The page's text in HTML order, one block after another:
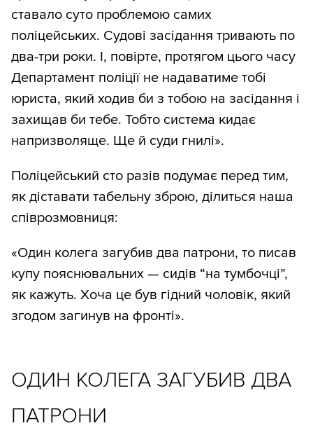
ставало суто проблемою самих
поліцейських. Судові засідання тривають по
два-три роки. І, повірте, протягом цього часу
Департамент поліції не надаватиме тобі
юриста, який ходив би з тобою на засідання і
захищав би тебе. Тобто система кидає
напризволяще. Ще й суди гнилі».
Поліцейський сто разів подумає перед тим,
як діставати табельну зброю, ділиться наша
співрозмовниця:
«Один колега загубив два патрони, то писав
купу пояснювальних — сидів “на тумбочці”,
як кажуть. Хоча це був гідний чоловік, який
згодом загинув на фронті».
ОДИН КОЛЕГА ЗАГУБИВ ДВА
ПАТРОНИ